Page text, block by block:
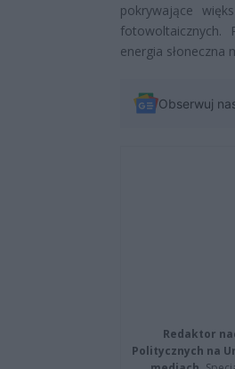
pokrywające
fotowoltaicznych.
energia słoneczna
Obserwuj
Redaktor
Politycznych na